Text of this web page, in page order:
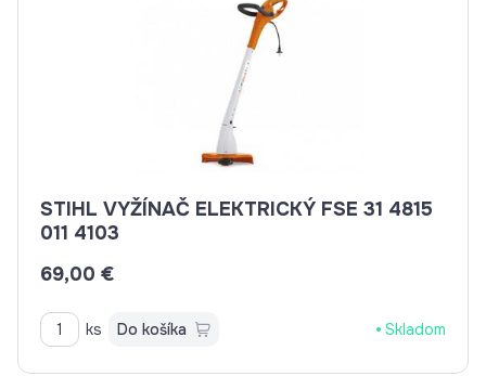
STIHL VYŽÍNAČ ELEKTRICKÝ FSE 31 4815
011 4103
69,00 €
ks Do košíka Skladom